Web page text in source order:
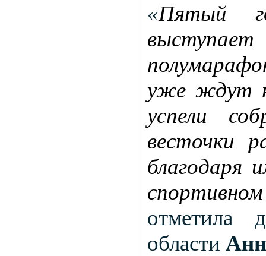
«Пятый
уже ждут
успели
весточки
благодаря
отметила
области